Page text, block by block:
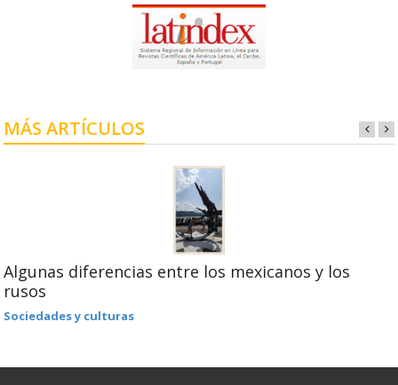
MÁS ARTÍCULOS
Algunas diferencias entre los mexicanos y los
rusos
Sociedades y culturas